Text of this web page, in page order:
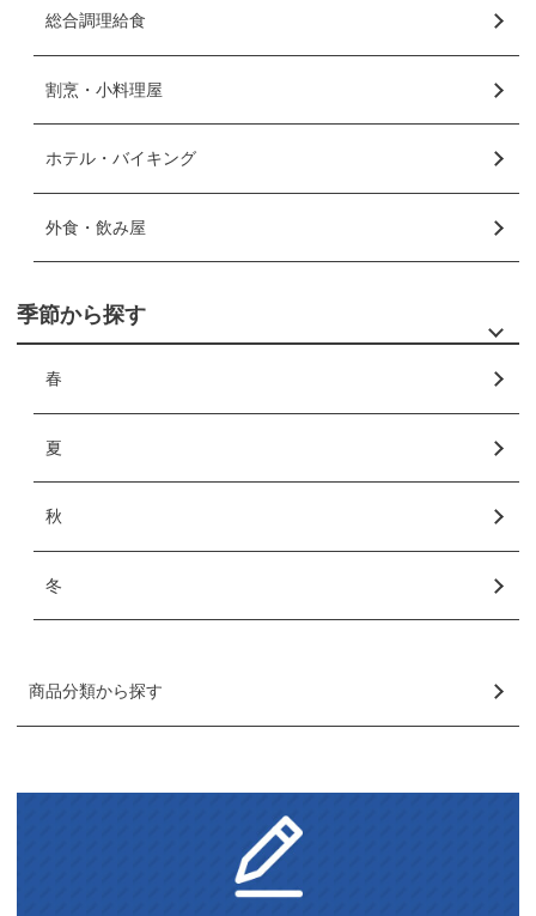
総合調理給食
割烹・小料理屋
ホテル・バイキング
外食・飲み屋
季節から探す
春
夏
秋
冬
商品分類から探す